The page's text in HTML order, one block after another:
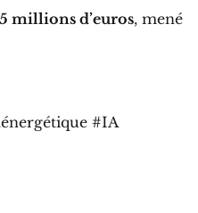
5 millions d’euros, mené
#IA